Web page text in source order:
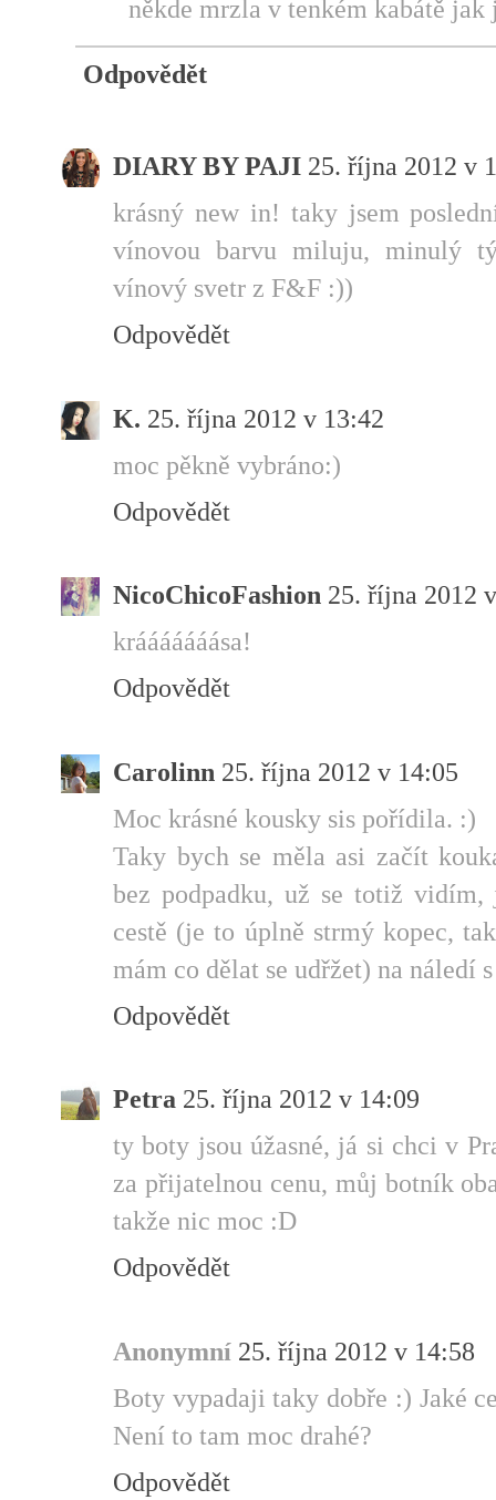
někde mrzla v tenkém kabátě
Odpovědět
DIARY BY PAJI 25. října 2012 v
krásný new in! taky jsem
vínovou barvu miluju, minulý
vínový svetr z F&F :))
Odpovědět
K. 25. října 2012 v 13:42
moc pěkně vybráno:)
Odpovědět
NicoChicoFashion 25. října 2012
krááááááása!
Odpovědět
Carolinn 25. října 2012 v 14:05
Moc krásné kousky sis pořídila. :)
Taky bych se měla asi začít
bez podpadku, už se totiž
cestě (je to úplně strmý kopec,
mám co dělat se udřžet) na náledí
Odpovědět
Petra 25. října 2012 v 14:09
ty boty jsou úžasné, já si chci v
za přijatelnou cenu, můj botník
takže nic moc :D
Odpovědět
Anonymní 25. října 2012 v 14:58
Boty vypadaji taky dobře :) Jaké
Není to tam moc drahé?
Odpovědět